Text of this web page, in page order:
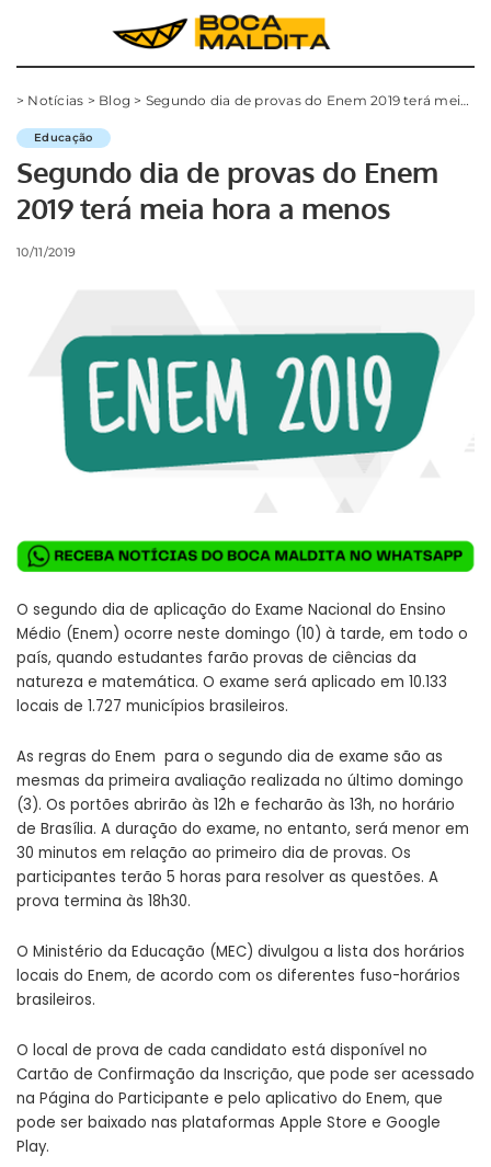
> Notícias > Blog > Segundo dia de provas do Enem 2019 terá meia hora a menos
Educação
Segundo dia de provas do Enem
2019 terá meia hora a menos
10/11/2019
O segundo dia de aplicação do Exame Nacional do Ensino
Médio (Enem) ocorre neste domingo (10) à tarde, em todo o
país, quando estudantes farão provas de ciências da
natureza e matemática. O exame será aplicado em 10.133
locais de 1.727 municípios brasileiros.
As regras do Enem para o segundo dia de exame são as
mesmas da primeira avaliação realizada no último domingo
(3). Os portões abrirão às 12h e fecharão às 13h, no horário
de Brasília. A duração do exame, no entanto, será menor em
30 minutos em relação ao primeiro dia de provas. Os
participantes terão 5 horas para resolver as questões. A
prova termina às 18h30.
O Ministério da Educação (MEC) divulgou a lista dos horários
locais do Enem, de acordo com os diferentes fuso-horários
brasileiros.
O local de prova de cada candidato está disponível no
Cartão de Confirmação da Inscrição, que pode ser acessado
na Página do Participante e pelo aplicativo do Enem, que
pode ser baixado nas plataformas Apple Store e Google
Play.